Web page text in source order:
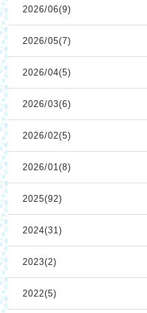
2026/06(9)
2026/05(7)
2026/04(5)
2026/03(6)
2026/02(5)
2026/01(8)
2025(92)
2024(31)
2023(2)
2022(5)